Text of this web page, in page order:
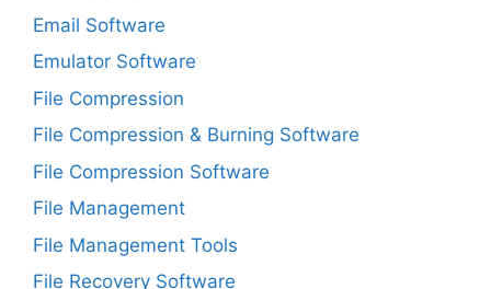
Email Software
Emulator Software
File Compression
File Compression & Burning Software
File Compression Software
File Management
File Management Tools
File Recovery Software